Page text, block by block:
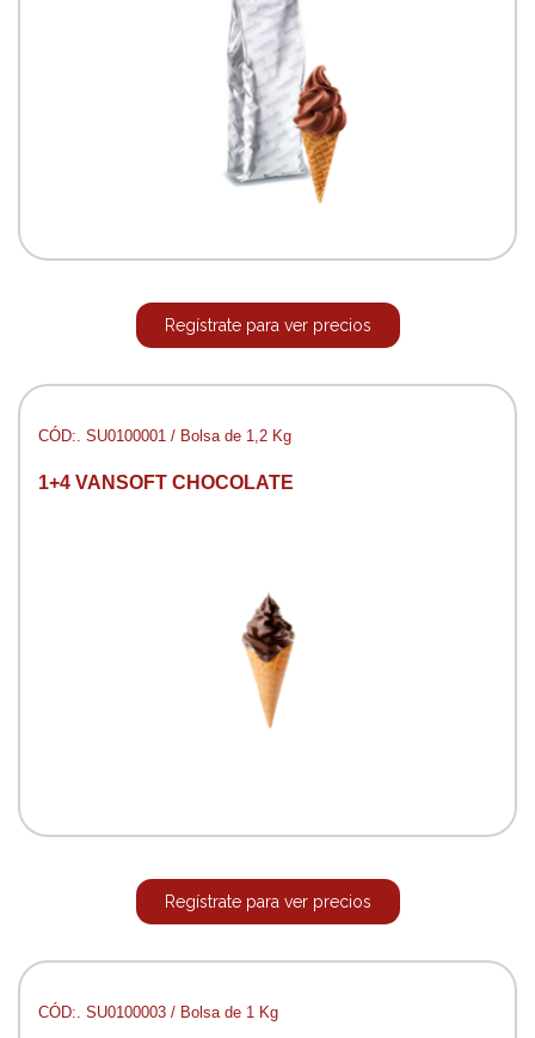
Regístrate para ver precios
CÓD:. SU0100001 / Bolsa de 1,2 Kg
1+4 VANSOFT CHOCOLATE
Regístrate para ver precios
CÓD:. SU0100003 / Bolsa de 1 Kg